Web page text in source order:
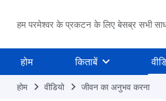
हम परमेश्वर के प्रकटन के लिए बेसब्र सभी
होम किताबें
होम वीडियो जीवन का अनुभव करना